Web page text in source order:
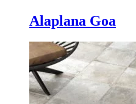
Alaplana Goa